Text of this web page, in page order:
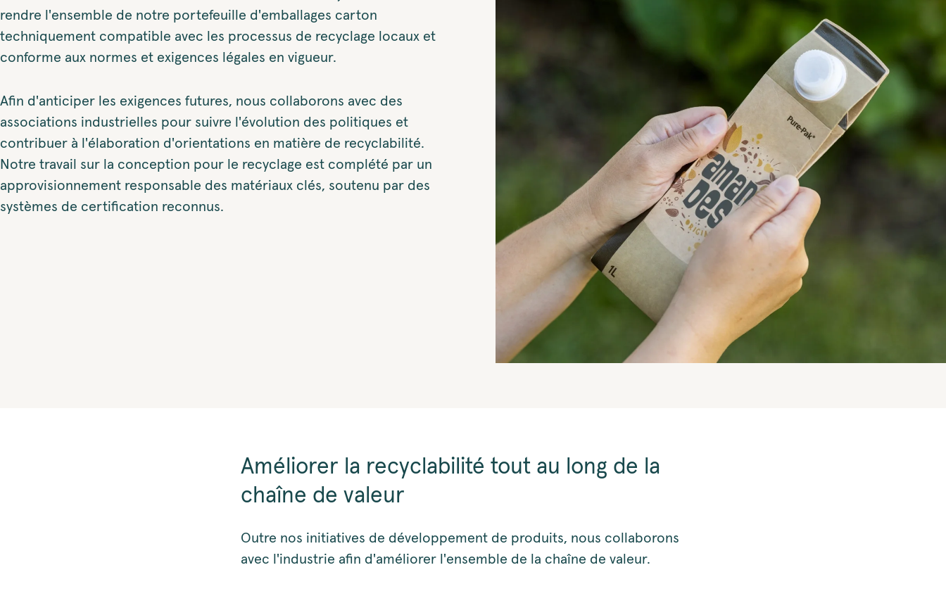
rendre l'ensemble de notre portefeuille d'emballages carton
techniquement compatible avec les processus de recyclage locaux et
conforme aux normes et exigences légales en vigueur.
Afin d'anticiper les exigences futures, nous collaborons avec des
associations industrielles pour suivre l'évolution des politiques et
contribuer à l'élaboration d'orientations en matière de recyclabilité.
Notre travail sur la conception pour le recyclage est complété par un
approvisionnement responsable des matériaux clés, soutenu par des
systèmes de certification reconnus.
Améliorer la recyclabilité tout au long de la
chaîne de valeur
Outre nos initiatives de développement de produits, nous collaborons
avec l'industrie afin d'améliorer l'ensemble de la chaîne de valeur.